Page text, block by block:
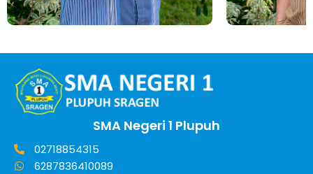
SMA Negeri 1 Plupuh
02718854315
6287836410089